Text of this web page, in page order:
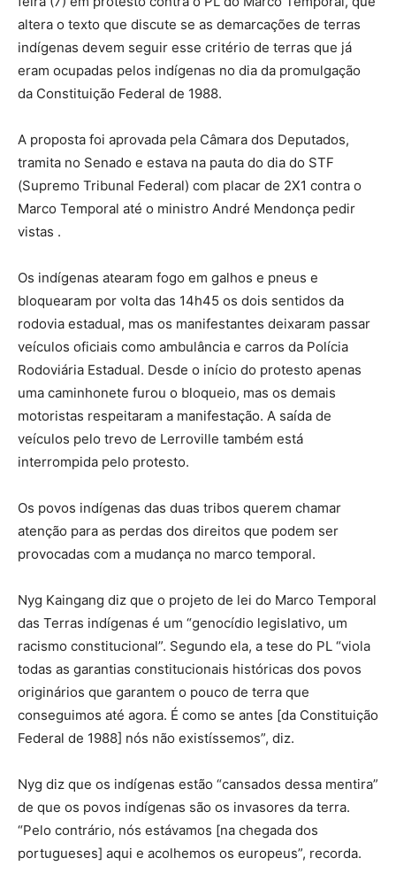
altera o texto que discute se as demarcações de terras
indígenas devem seguir esse critério de terras que já
eram ocupadas pelos indígenas no dia da promulgação
da Constituição Federal de 1988.
A proposta foi aprovada pela Câmara dos Deputados,
tramita no Senado e estava na pauta do dia do STF
(Supremo Tribunal Federal) com placar de 2X1 contra o
Marco Temporal até o ministro André Mendonça pedir
vistas .
Os indígenas atearam fogo em galhos e pneus e
bloquearam por volta das 14h45 os dois sentidos da
rodovia estadual, mas os manifestantes deixaram passar
veículos oficiais como ambulância e carros da Polícia
Rodoviária Estadual. Desde o início do protesto apenas
uma caminhonete furou o bloqueio, mas os demais
motoristas respeitaram a manifestação. A saída de
veículos pelo trevo de Lerroville também está
interrompida pelo protesto.
Os povos indígenas das duas tribos querem chamar
atenção para as perdas dos direitos que podem ser
provocadas com a mudança no marco temporal.
Nyg Kaingang diz que o projeto de lei do Marco Temporal
das Terras indígenas é um “genocídio legislativo, um
racismo constitucional”. Segundo ela, a tese do PL “viola
todas as garantias constitucionais históricas dos povos
originários que garantem o pouco de terra que
conseguimos até agora. É como se antes [da Constituição
Federal de 1988] nós não existíssemos”, diz.
Nyg diz que os indígenas estão “cansados dessa mentira”
de que os povos indígenas são os invasores da terra.
“Pelo contrário, nós estávamos [na chegada dos
portugueses] aqui e acolhemos os europeus”, recorda.